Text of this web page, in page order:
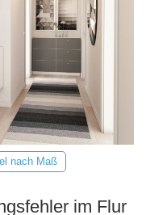
nach Maß
im Flur